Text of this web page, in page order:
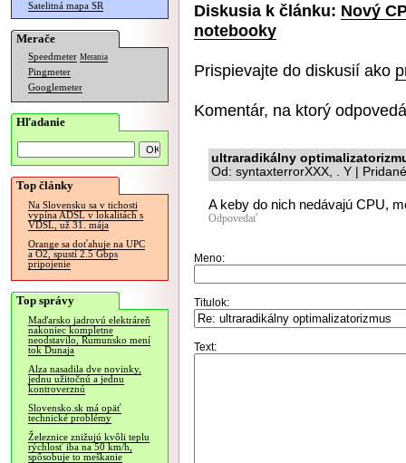
Satelitná mapa SR
Merače
Speedmeter Merania
Pingmeter
Googlemeter
Hľadanie
Top články
Na Slovensku sa v tichosti
vypína ADSL v lokalitách s
VDSL, už 31. mája
Orange sa doťahuje na UPC
a O2, spustí 2.5 Gbps
pripojenie
Top správy
Maďarsko jadrovú elektráreň
nakoniec kompletne
neodstavilo, Rumunsko mení
tok Dunaja
Alza nasadila dve novinky,
jednu užitočnú a jednu
kontroverznú
Slovensko.sk má opäť
technické problémy
Železnice znižujú kvôli teplu
rýchlosť iba na 50 km/h,
spôsobuje to meškanie
Diskusia k článku: Nový
notebooky
Prispievajte do diskusií ako
Komentár, na ktorý
ultraradikálny
Od: syntaxterrorXXX, . Y |
A keby do nich nedávajú CPU,
Odpovedať
Meno:
Titulok:
Text: